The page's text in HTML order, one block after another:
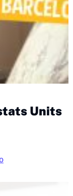
Units